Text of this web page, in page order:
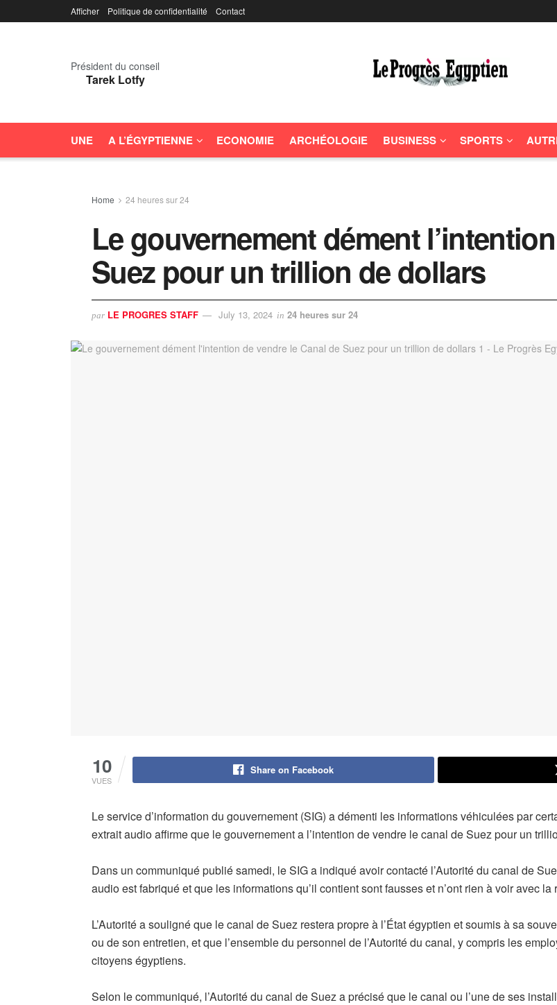
Afficher Politique de confidentialité Contact
Président du conseil
Tarek Lotfy
UNE A L’ÉGYPTIENNE ECONOMIE ARCHÉOLOGIE BUSINESS SPORTS
Home 24 heures sur 24
Le gouvernement dément
Suez pour un trillion de dollars
par LE PROGRES STAFF July 13, 2024 in 24 heures sur 24
10
VUES
Share on Facebook
Le service d’information du gouvernement (SIG) a démenti les informations véhiculées par
extrait audio affirme que le gouvernement a l’intention de vendre le canal de Suez pour un
Dans un communiqué publié samedi, le SIG a indiqué avoir contacté l’Autorité du canal de
audio est fabriqué et que les informations qu’il contient sont fausses et n’ont rien à voir avec la
L’Autorité a souligné que le canal de Suez restera propre à l’État égyptien et soumis à sa
ou de son entretien, et que l’ensemble du personnel de l’Autorité du canal, y compris les
citoyens égyptiens.
Selon le communiqué, l’Autorité du canal de Suez a précisé que le canal ou l’une de ses